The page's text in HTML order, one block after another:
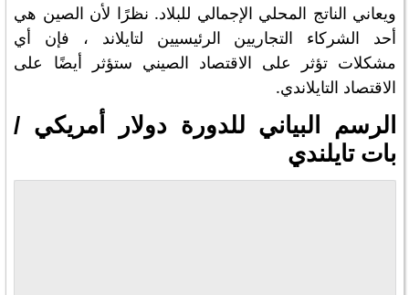
ويعاني الناتج المحلي الإجمالي للبلاد. نظرًا لأن الصين هي
أحد الشركاء التجاريين الرئيسيين لتايلاند ، فإن أي
مشكلات تؤثر على الاقتصاد الصيني ستؤثر أيضًا على
الاقتصاد التايلاندي.
الرسم البياني للدورة دولار أمريكي /
بات تايلندي